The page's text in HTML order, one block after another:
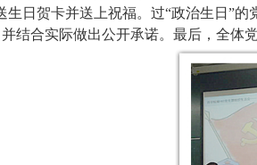
生日贺卡并送上祝福。 过“政治生日”的
结合实际做出公开承诺。 最后 ， 全体